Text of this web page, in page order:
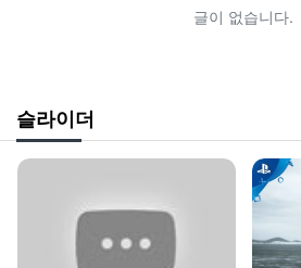
글이 없습니다.
슬라이더